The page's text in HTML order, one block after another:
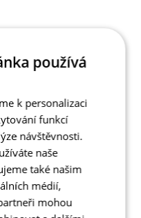
používá
k personalizaci
funkcí
návštěvnosti.
naše
také našim
médií,
mohou